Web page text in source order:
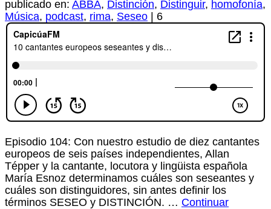
publicado en: ABBA, Distinción, Distinguir, homofonía,
Música, podcast, rima, Seseo 6
Episodio 104: Con nuestro estudio de diez cantantes
europeos de seis países independientes, Allan
Tépper y la cantante, locutora y lingüista española
María Esnoz determinamos cuáles son seseantes y
cuáles son distinguidores, sin antes definir los
términos SESEO y DISTINCIÓN. … Continuar